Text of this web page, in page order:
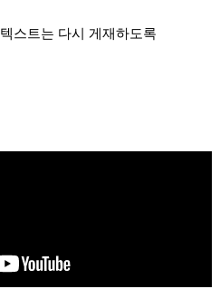
텍스트는 다시 게재하도록